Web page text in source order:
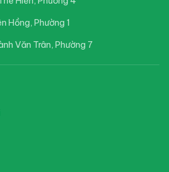
Hồng, Phường 1
Văn Trân, Phường 7